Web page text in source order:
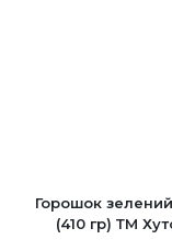
Горошок
(410 гр) ТМ